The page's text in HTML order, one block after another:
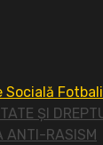
Socială
ȘI
ANTI-RASISM